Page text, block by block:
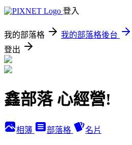
登入
我的部落格 我的部落格後台
登出
鑫部落 心經營!
相簿 部落格 名片